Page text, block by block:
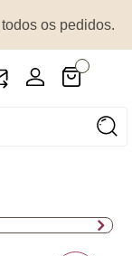
os pedidos.